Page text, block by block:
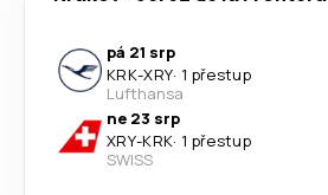
pá 21 srp
KRK-XRY· 1 přestup
Lufthansa
ne 23 srp
XRY-KRK· 1 přestup
SWISS